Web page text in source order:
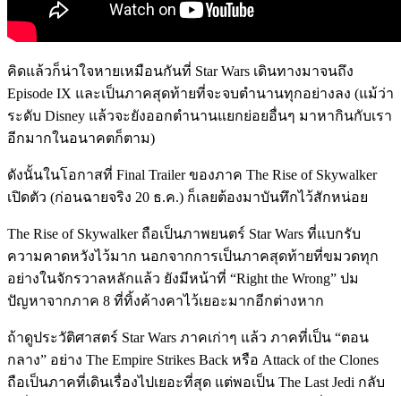
คิดแล้วก็น่าใจหายเหมือนกันที่ Star Wars เดินทางมาจนถึง
Episode IX และเป็นภาคสุดท้ายที่จะจบตำนานทุกอย่างลง (แม้ว่า
ระดับ Disney แล้วจะยังออกตำนานแยกย่อยอื่นๆ มาหากินกับเรา
อีกมากในอนาคตก็ตาม)
ดังนั้นในโอกาสที่ Final Trailer ของภาค The Rise of Skywalker
เปิดตัว (ก่อนฉายจริง 20 ธ.ค.) ก็เลยต้องมาบันทึกไว้สักหน่อย
The Rise of Skywalker ถือเป็นภาพยนตร์ Star Wars ที่แบกรับ
ความคาดหวังไว้มาก นอกจากการเป็นภาคสุดท้ายที่ขมวดทุก
อย่างในจักรวาลหลักแล้ว ยังมีหน้าที่ “Right the Wrong” ปม
ปัญหาจากภาค 8 ที่ทิ้งค้างคาไว้เยอะมากอีกต่างหาก
ถ้าดูประวัติศาสตร์ Star Wars ภาคเก่าๆ แล้ว ภาคที่เป็น “ตอน
กลาง” อย่าง The Empire Strikes Back หรือ Attack of the Clones
ถือเป็นภาคที่เดินเรื่องไปเยอะที่สุด แต่พอเป็น The Last Jedi กลับ